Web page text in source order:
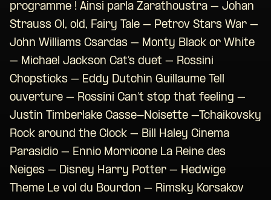
programme ! Ainsi parla Zarathoustra – Johan
Strauss Ol, old, Fairy Tale – Petrov Stars War –
John Williams Csardas – Monty Black or White
– Michael Jackson Cat’s duet – Rossini
Chopsticks – Eddy Dutchin Guillaume Tell
ouverture – Rossini Can’t stop that feeling –
Justin Timberlake Casse-Noisette –Tchaikovsky
Rock around the Clock – Bill Haley Cinema
Parasidio – Ennio Morricone La Reine des
Neiges – Disney Harry Potter – Hedwige
Theme Le vol du Bourdon – Rimsky Korsakov